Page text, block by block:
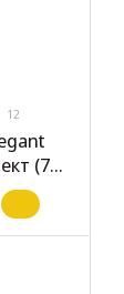
12
(700